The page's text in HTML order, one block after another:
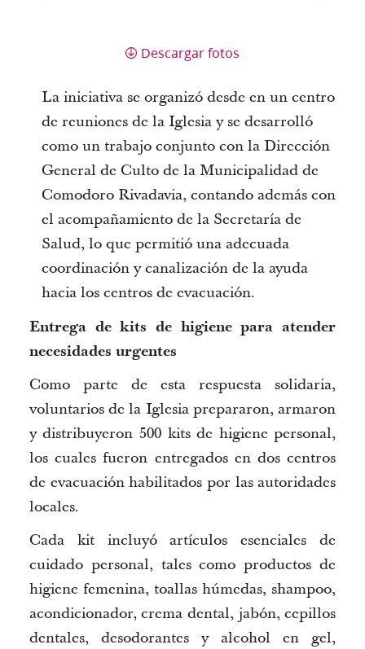
Descargar fotos
La iniciativa se organizó desde en un centro
de reuniones de la Iglesiay se desarrolló
como un trabajo conjunto con la Dirección
General de Culto de la Municipalidad de
Comodoro Rivadavia, contando además con
el acompañamiento de la Secretaría de
Salud, lo que permitió una adecuada
coordinación y canalización de la ayuda
hacia los centros de evacuación.
Entrega de kits de higiene para atender
necesidades urgentes
Como parte de esta respuesta solidaria,
voluntarios de la Iglesia prepararon, armaron
y distribuyeron 500 kits de higiene personal,
los cuales fueron entregados en dos centros
de evacuaciónhabilitados por las autoridades
locales.
Cada kit incluyó artículos esenciales de
cuidado personal, tales como productos de
higiene femenina, toallas húmedas, shampoo,
acondicionador, crema dental, jabón, cepillos
dentales, desodorantes y alcohol en gel,